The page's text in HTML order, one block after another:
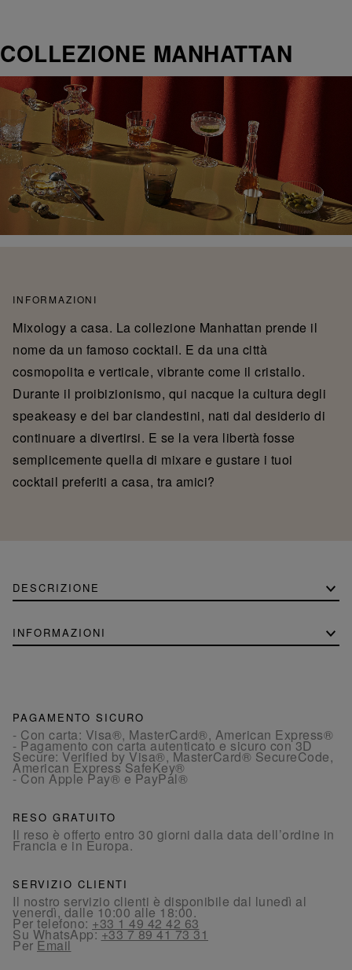
COLLEZIONE MANHATTAN
INFORMAZIONI
Mixology a casa. La collezione Manhattan prende il
nome da un famoso cocktail. E da una città
cosmopolita e verticale, vibrante come il cristallo.
Durante il proibizionismo, qui nacque la cultura degli
speakeasy e dei bar clandestini, nati dal desiderio di
continuare a divertirsi. E se la vera libertà fosse
semplicemente quella di mixare e gustare i tuoi
cocktail preferiti a casa, tra amici?
DESCRIZIONE
INFORMAZIONI
PAGAMENTO SICURO
- Con carta: Visa®, MasterCard®, American Express®
- Pagamento con carta autenticato e sicuro con 3D
Secure: Verified by Visa®, MasterCard® SecureCode,
American Express SafeKey®
- Con Apple Pay® e PayPal®
RESO GRATUITO
Il reso è offerto entro 30 giorni dalla data dell’ordine in
Francia e in Europa.
SERVIZIO CLIENTI
Il nostro servizio clienti è disponibile dal lunedì al
venerdì, dalle 10:00 alle 18:00.
Per telefono:+33 1 49 42 42 63
Su WhatsApp:+33 7 89 41 73 31
PerEmail